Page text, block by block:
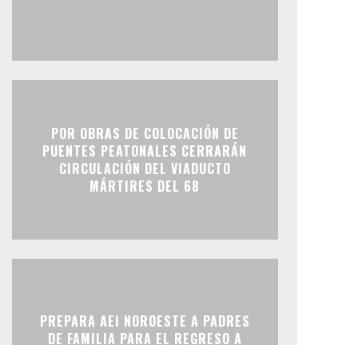
POR OBRAS DE COLOCACIÓN DE
PUENTES PEATONALES CERRARÁN
CIRCULACIÓN DEL VIADUCTO
MÁRTIRES DEL 68
PREPARA AEI NOROESTE A PADRES
DE FAMILIA PARA EL REGRESO A